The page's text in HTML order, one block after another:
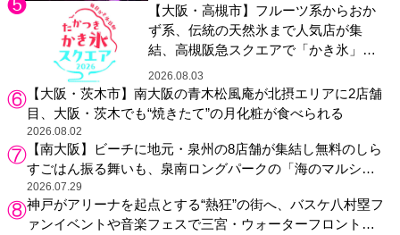
【大阪・高槻市】フルーツ系からおか
ず系、伝統の天然氷まで人気店が集
結、高槻阪急スクエアで「かき氷」祭
り
2026.08.03
【大阪・茨木市】南大阪の青木松風庵が北摂エリアに2店舗
目、大阪・茨木でも“焼きたて”の月化粧が食べられる
2026.08.02
【南大阪】ビーチに地元・泉州の8店舗が集結し無料のしら
すごはん振る舞いも、泉南ロングパークの「海のマルシ
ェ」がリニューアル！
2026.07.29
神戸がアリーナを起点とする“熱狂”の街へ、バスケ八村塁フ
ァンイベントや音楽フェスで三宮・ウォーターフロントを